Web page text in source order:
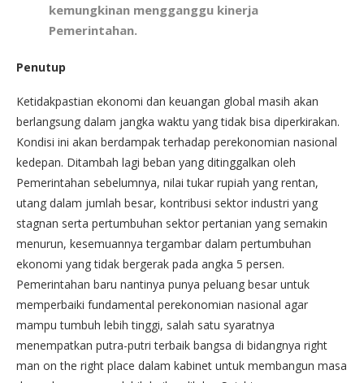
kemungkinan mengganggu kinerja
Pemerintahan.
Penutup
Ketidakpastian ekonomi dan keuangan global masih akan
berlangsung dalam jangka waktu yang tidak bisa diperkirakan.
Kondisi ini akan berdampak terhadap perekonomian nasional
kedepan. Ditambah lagi beban yang ditinggalkan oleh
Pemerintahan sebelumnya, nilai tukar rupiah yang rentan,
utang dalam jumlah besar, kontribusi sektor industri yang
stagnan serta pertumbuhan sektor pertanian yang semakin
menurun, kesemuannya tergambar dalam pertumbuhan
ekonomi yang tidak bergerak pada angka 5 persen.
Pemerintahan baru nantinya punya peluang besar untuk
memperbaiki fundamental perekonomian nasional agar
mampu tumbuh lebih tinggi, salah satu syaratnya
menempatkan putra-putri terbaik bangsa di bidangnya right
man on the right place dalam kabinet untuk membangun masa